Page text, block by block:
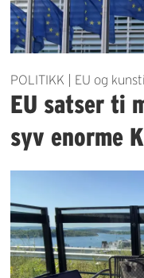
POLITIKK | EU og
EU satser ti
syv enorme